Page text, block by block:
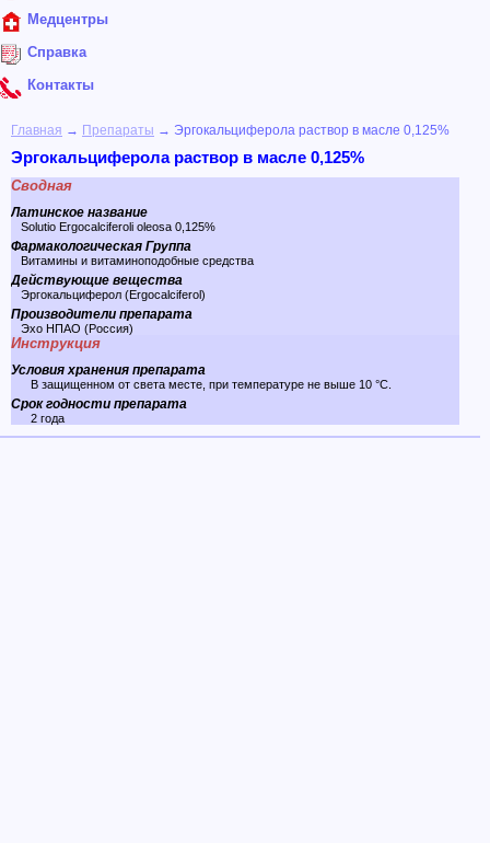
Медцентры
Справка
Контакты
Главная → Препараты → Эргокальциферола раствор в масле 0,125%
Эргокальциферола раствор в масле 0,125%
Сводная
Латинское название
Solutio Ergocalciferoli oleosa 0,125%
Фармакологическая Группа
Витамины и витаминоподобные средства
Действующие вещества
Эргокальциферол (Ergocalciferol)
Производители препарата
Эхо НПАО (Россия)
Инструкция
Условия хранения препарата
В защищенном от света месте, при температуре не выше 10 °C.
Срок годности препарата
2 года